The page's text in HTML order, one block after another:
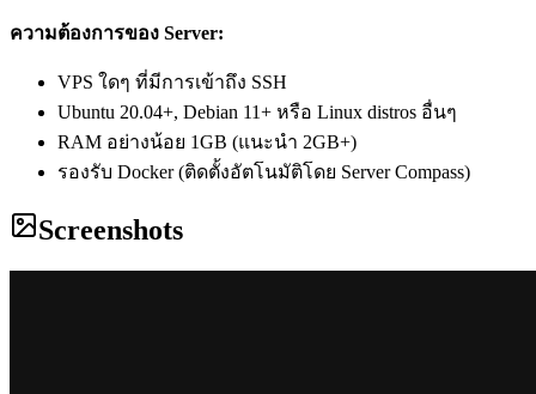
ความต้องการของ Server:
VPS ใดๆ ที่มีการเข้าถึง SSH
Ubuntu 20.04+, Debian 11+ หรือ Linux distros อื่นๆ
RAM อย่างน้อย 1GB (แนะนำ 2GB+)
รองรับ Docker (ติดตั้งอัตโนมัติโดย Server Compass)
Screenshots